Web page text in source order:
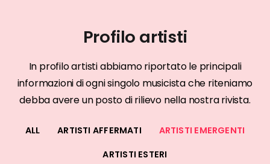
Profilo artisti
In profilo artisti abbiamo riportato le principali
informazioni di ogni singolo musicista che riteniamo
debba avere un posto di rilievo nella nostra rivista.
ALL ARTISTI AFFERMATI ARTISTI EMERGENTI
ARTISTI ESTERI